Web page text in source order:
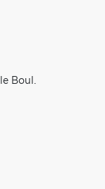
Boul.